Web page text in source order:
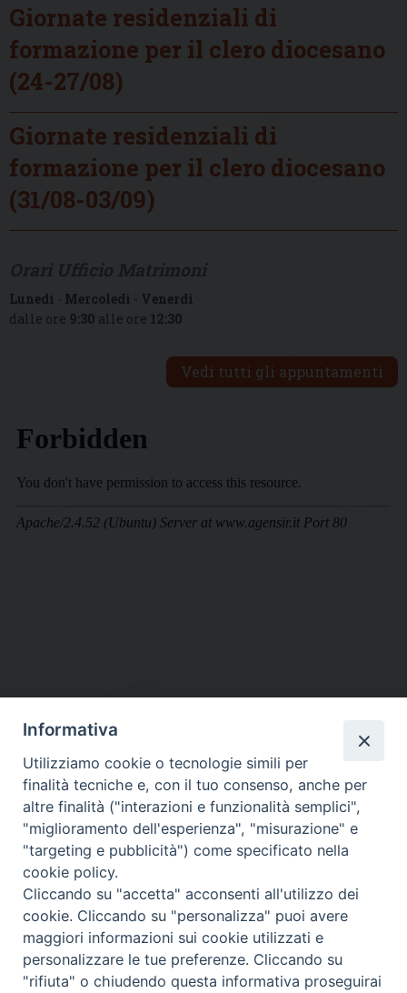
Giornate residenziali di
formazione per il clero diocesano
(24-27/08)
Giornate residenziali di
formazione per il clero diocesano
(31/08-03/09)
Lunedì - Mercoledì - Venerdì
dalle ore 9:30 alle ore 12:30
Vedi tutti gli appuntamenti
DIOCESI SUBURBICARIA DI ALBANO
Contatti:Tel.: 06.93268401 - Fax.: 06.9323844
E-mail:curia@diocesidialbano.it
Orari: dal Lunedì al Venerdì Ore: 9:00 - 13:00
Lunedì, Mercoledì e Venerdì, Ore 9:30 - 12:30
Diocesi Suburbicaria di Albano
Informativa
Utilizziamo cookie o tecnologie simili per
finalità tecniche e, con il tuo consenso, anche per
altre finalità ("interazioni e funzionalità semplici",
"miglioramento dell'esperienza", "misurazione" e
"targeting e pubblicità") come specificato nella
cookie policy.
Cliccando su "accetta" acconsenti all'utilizzo dei
cookie. Cliccando su "personalizza" puoi avere
maggiori informazioni sui cookie utilizzati e
personalizzare le tue preferenze. Cliccando su
"rifiuta" o chiudendo questa informativa proseguirai